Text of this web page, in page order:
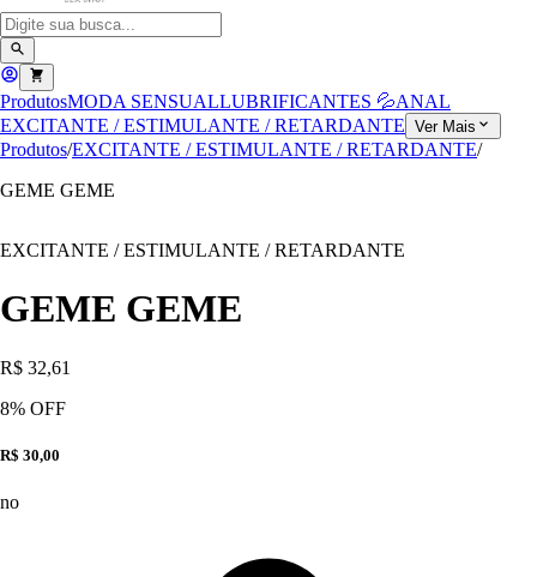
ProdutosMODA SENSUALLUBRIFICANTES 💦ANAL
EXCITANTE / ESTIMULANTE / RETARDANTE Ver Mais
Produtos/EXCITANTE / ESTIMULANTE / RETARDANTE/
GEME GEME
EXCITANTE / ESTIMULANTE / RETARDANTE
GEME GEME
R$ 32,61
8% OFF
R$ 30,00
no